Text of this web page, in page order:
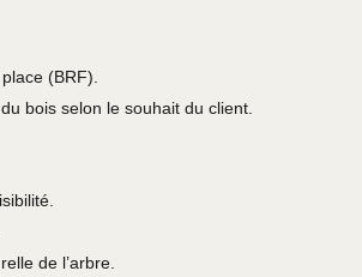
(BRF).
bois selon le souhait du client.
de l’arbre.